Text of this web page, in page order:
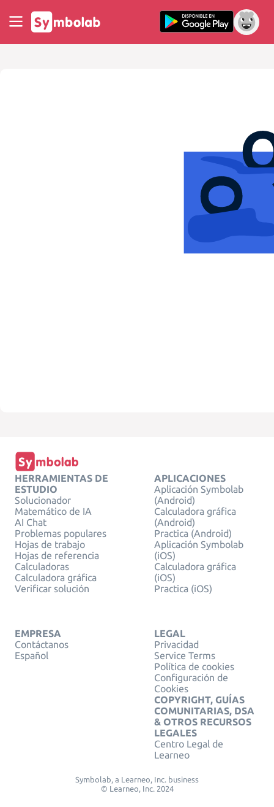
HERRAMIENTAS DE
ESTUDIO
Solucionador
Matemático de IA
AI Chat
Problemas populares
Hojas de trabajo
Hojas de referencia
Calculadoras
Calculadora gráfica
Verificar solución
APLICACIONES
Aplicación Symbolab
(Android)
Calculadora gráfica
(Android)
Practica (Android)
Aplicación Symbolab
(iOS)
Calculadora gráfica
(iOS)
Practica (iOS)
EMPRESA
Contáctanos
Español
LEGAL
Privacidad
Service Terms
Política de cookies
Configuración de
Cookies
COPYRIGHT, GUÍAS
COMUNITARIAS, DSA
& OTROS RECURSOS
LEGALES
Centro Legal de
Learneo
Symbolab, a Learneo, Inc. business
© Learneo, Inc. 2024